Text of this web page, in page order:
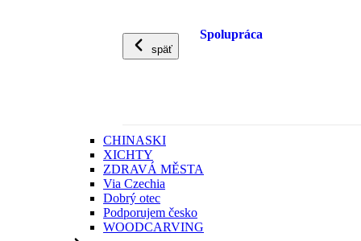
späť
Spolupráca
CHINASKI
XICHTY
ZDRAVÁ MĚSTA
Via Czechia
Dobrý otec
Podporujem česko
WOODCARVING